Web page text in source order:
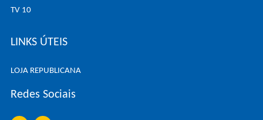
TV 10
LINKS ÚTEIS
LOJA REPUBLICANA
Redes Sociais